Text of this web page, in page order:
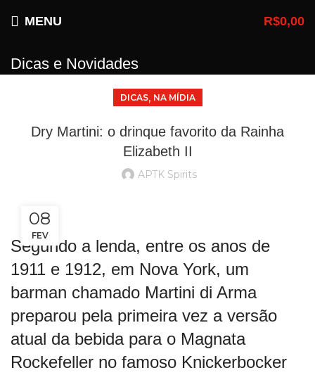
MENU R$0,00
Dicas e Novidades
DICAS, NA MÍDIA
Dry Martini: o drinque favorito da Rainha
Elizabeth II
APTK Spirits
08
FEV
Segundo a lenda, entre os anos de
1911 e 1912, em Nova York, um
barman chamado Martini di Arma
preparou pela primeira vez a versão
atual da bebida para o Magnata
Rockefeller no famoso Knickerbocker